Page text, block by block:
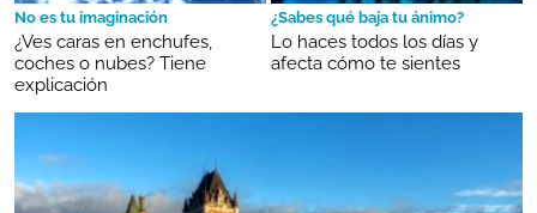
No es tu imaginación
¿Ves caras en enchufes,
coches o nubes? Tiene
explicación
¿Sabes qué baja tu ánimo?
Lo haces todos los días y
afecta cómo te sientes